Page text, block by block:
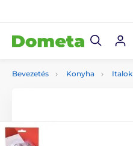
Bevezetés Konyha Italok